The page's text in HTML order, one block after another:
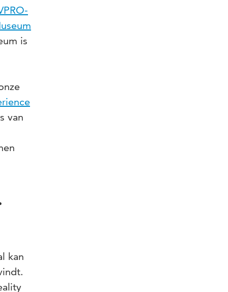
is
van
kan